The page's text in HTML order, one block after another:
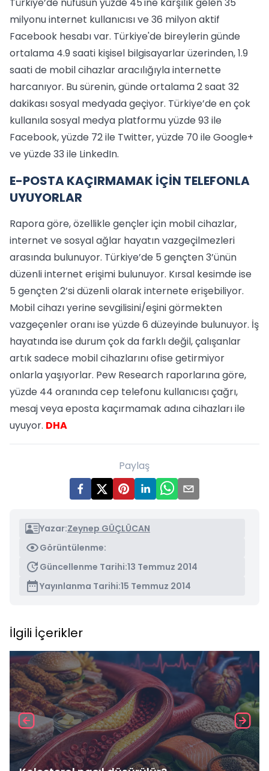
milyonu internet kullanıcısı ve 36 milyon aktif
Facebook hesabı var. Türkiye'de bireylerin günde
ortalama 4.9 saati kişisel bilgisayarlar üzerinden, 1.9
saati de mobil cihazlar aracılığıyla internette
harcanıyor. Bu sürenin, günde ortalama 2 saat 32
dakikası sosyal medyada geçiyor. Türkiye’de en çok
kullanıla sosyal medya platformu yüzde 93 ile
Facebook, yüzde 72 ile Twitter, yüzde 70 ile Google+
ve yüzde 33 ile LinkedIn.
E-POSTA KAÇIRMAMAK İÇİN TELEFONLA
UYUYORLAR
Rapora göre, özellikle gençler için mobil cihazlar,
internet ve sosyal ağlar hayatın vazgeçilmezleri
arasında bulunuyor. Türkiye’de 5 gençten 3’ünün
düzenli internet erişimi bulunuyor. Kırsal kesimde ise
5 gençten 2’si düzenli olarak internete erişebiliyor.
Mobil cihazı yerine sevgilisini/eşini görmekten
vazgeçenler oranı ise yüzde 6 düzeyinde bulunuyor. İş
hayatında ise durum çok da farklı değil, çalışanlar
artık sadece mobil cihazlarını ofise getirmiyor
onlarla yaşıyorlar. Pew Research raporlarına göre,
yüzde 44 oranında cep telefonu kullanıcısı çağrı,
mesaj veya eposta kaçırmamak adına cihazları ile
uyuyor. DHA
Paylaş
Yazar:Zeynep GÜÇLÜCAN
Görüntülenme:
Güncellenme Tarihi:13 Temmuz 2014
Yayınlanma Tarihi:15 Temmuz 2014
İlgili İçerikler